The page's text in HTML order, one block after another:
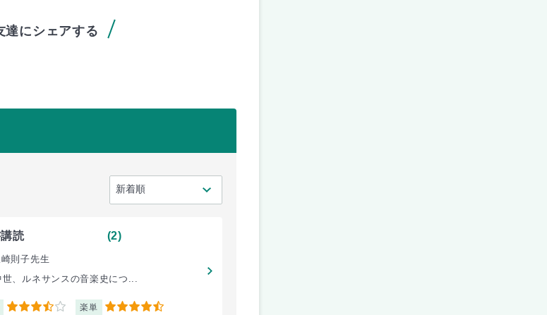
達にシェアする
書講読 (2)
則子先生
世、ルネサンスの音楽史につ...
3.5 楽単 4.5